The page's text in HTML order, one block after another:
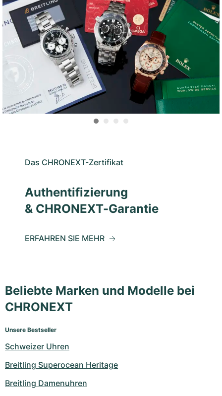
Das CHRONEXT-Zertifikat
Authentifizierung
& CHRONEXT-Garantie
ERFAHREN SIE MEHR
Beliebte Marken und Modelle bei
CHRONEXT
Unsere Bestseller
Schweizer Uhren
Breitling Superocean Heritage
Breitling Damenuhren